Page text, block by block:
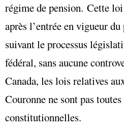
régime de pension. Cette
après l’entrée en vigueur
suivant le processus
fédéral, sans aucune
Canada, les lois relatives
Couronne ne sont pas
constitutionnelles.